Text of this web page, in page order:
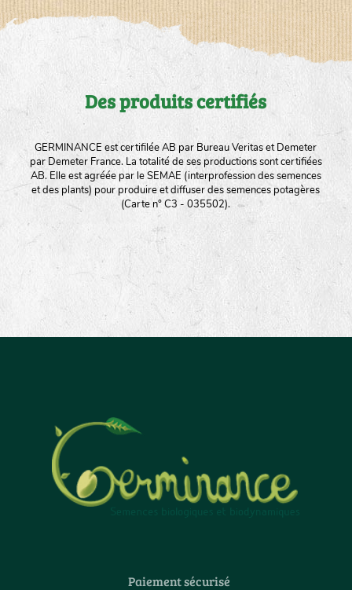
Des produits certifiés
GERMINANCE est certifilée AB par Bureau Veritas et Demeter
par Demeter France. La totalité de ses productions sont certifiées
AB. Elle est agréée par le SEMAE (interprofession des semences
et des plants) pour produire et diffuser des semences potagères
(Carte n° C3 - 035502).
Paiement sécurisé